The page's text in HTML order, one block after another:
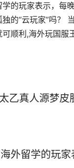
的玩家表示，每
的“云玩家”吗？
顺利,海外玩国服
乙真人源梦
外留学的玩